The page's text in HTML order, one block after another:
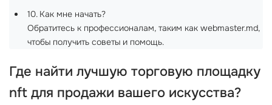
10. Как мне начать?
Обратитесь к профессионалам, таким как webmaster.md,
чтобы получить советы и помощь.
Где найти лучшую торговую площадку
nft для продажи вашего искусства?